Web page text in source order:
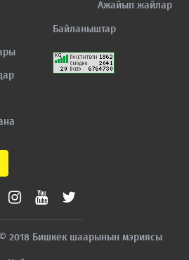
Ажайып жайлар
Байланыштар
© 2018 Бишкек шаарынын мэриясы